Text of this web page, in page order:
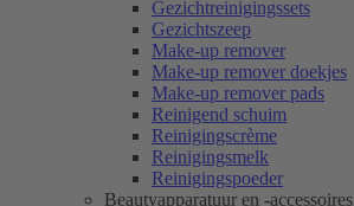
Gezichtreinigingssets
Gezichtszeep
Make-up remover
Make-up remover doekjes
Make-up remover pads
Reinigend schuim
Reinigingscrème
Reinigingsmelk
Reinigingspoeder
Beautyapparatuur en -accessoires